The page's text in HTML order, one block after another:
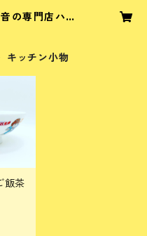
の専門店ハオ
キッチン小物
飯茶